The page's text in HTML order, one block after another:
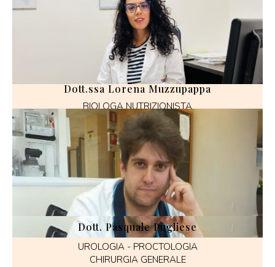
Dott.ssa Lorena Muzzupappa
BIOLOGA NUTRIZIONISTA
Dott. Pasquale Pugliese
UROLOGIA - PROCTOLOGIA
CHIRURGIA GENERALE